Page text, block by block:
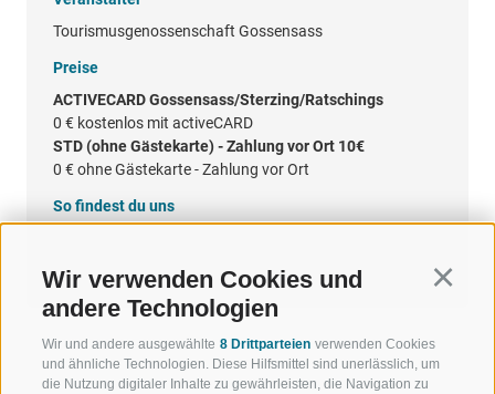
Wir verwenden Cookies und
andere Technologien
Wir und andere ausgewählte 8 Drittparteien verwenden Cookies
und ähnliche Technologien. Diese Hilfsmittel sind unerlässlich, um
die Nutzung digitaler Inhalte zu gewährleisten, die Navigation zu
Tourismusgenossenschaft Gossensass
Preise
ACTIVECARD Gossensass/Sterzing/Ratschings
0 € kostenlos mit activeCARD
STD (ohne Gästekarte) - Zahlung vor Ort 10€
0 € ohne Gästekarte - Zahlung vor Ort
So findest du uns